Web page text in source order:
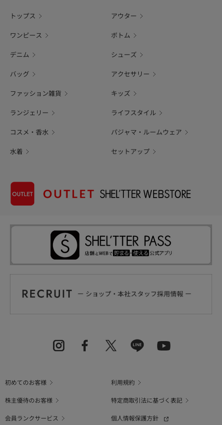
トップス アウター
ワンピース ボトム
デニム シューズ
バッグ アクセサリー
ファッション雑貨 キッズ
ランジェリー ライフスタイル
コスメ・香水 パジャマ・ルームウェア
水着 セットアップ
初めてのお客様
利用規約
株主優待のお客様
特定商取引法に基づく表記
会員ランクサービス
個人情報保護方針